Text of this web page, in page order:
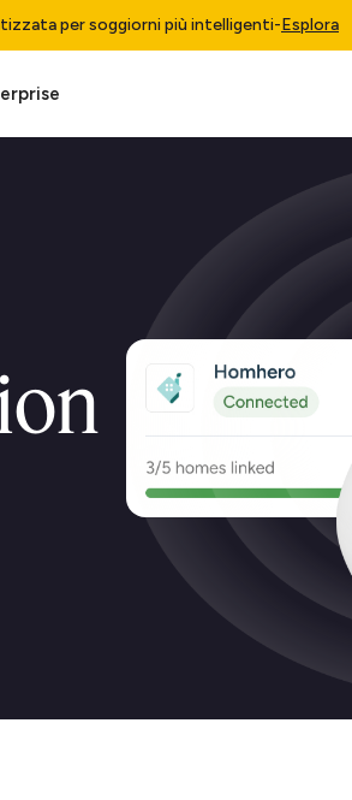
per soggiorni più intelligenti-Esplora